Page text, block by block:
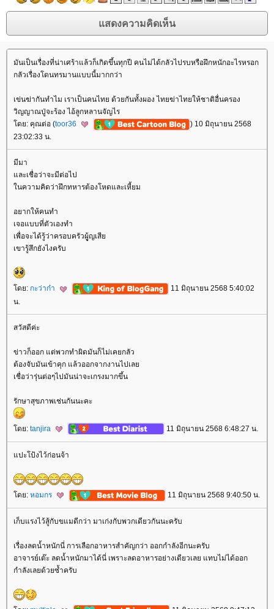
มันเป็นเรื่องที่น่าเศร้าแล้วก็เกิดขึ้นทุกปี คนไม่ได้กลัวไปรบหรือฝึกหนักอะไรหรอก
กลัวเรื่องโดนทรมานแบบนี้มากกว่า
เข่นฆ่ากันทำไม เราเป็นคนไทย ด้วยกันทั้งผอง ไทยฆ่าไทยให้ชาติอื่นครอง
วิญญาณปู่จะร้อง ไอ้ลูกหลานจัญไร
ดย: คุณต่อ (toor36
) 10 มิถุนายน 2568
23:02:33 น.
มีมา
ละเชื่อว่าจะมีต่อไป
นความคิดว่าฝึกทหารต้องโหดและเหี้ยม
อยากให้คนทำ
เจอแบบที่ตัวเองทำ
เพื่อจะได้รู้ว่าครอบครัวผูู้ญเสี
เขารู้สึกยังไงครับ
ดย: กะว่าก๋า
11 มิถุนายน 2568 5:40:02
น.
สวัสดีค่ะ
ข่าวก็ออก แต่พวกทำผิดมันก็ไม่เคยกลัว
ต้องจับมันเข้าคุก แล้วออกจากงานไปเล
เชื่อว่ารุ่นต่อๆไปมันน่าจะเกรงมากขึ้น
รักษาสุขภาพเช่นกันนะคะ
ดย: tanjira 11 มิถุนายน 2568 6:48:27 น.
ปะโป้งไว้ก่อนจ้า
ดย: หอมกร 11 มิถุนายน 2568 9:40:50 น.
เก็บแรงไว้สู้กับขแมดีกว่า มาเก่งกับพวกเดียวกันนะครับ
เรื่องลดน้ำหนักนี่ การเลือกอาหารสำคัญกว่า ออกกำลังอีกนะครับ
อาจารย์เต๊ะ ลดน้ำหนักมาได้นี่ เพราะลดอาหารอย่างเดียวเลย แทบไม่ได้ออก
กำลังเลยด้วยซ้ำครับ